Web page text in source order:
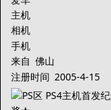
主机
相机
手机
来自 佛山
注册时间 2005-4-15